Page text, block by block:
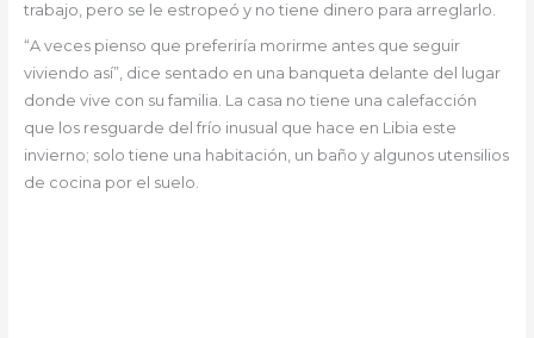
trabajo, pero se le estropeó y no tiene dinero para arreglarlo.
“A veces pienso que preferiría morirme antes que seguir
viviendo así”, dice sentado en una banqueta delante del lugar
donde vive con su familia. La casa no tiene una calefacción
que los resguarde del frío inusual que hace en Libia este
invierno; solo tiene una habitación, un baño y algunos utensilios
de cocina por el suelo.